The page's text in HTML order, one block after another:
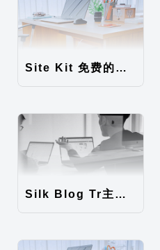
Site Kit 免费的WordPress数据统计插件
Silk Blog Tr主题汉化包